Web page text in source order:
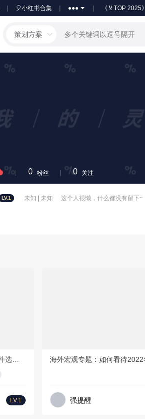
🎈小红书合集 ●●● 《🏅TOP 2025》
策划方案
0 粉丝 0 关注
LV.1 未知 | 未知 这个人很懒，什么都没有留下~
Shopee：2024年第3季度电脑配件选品参考指南报告
LV.1 强提醒